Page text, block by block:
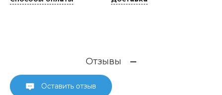
Отзывы
Оставить отзыв